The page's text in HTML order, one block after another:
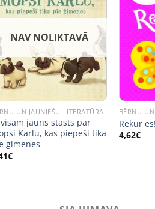
NAV NOLIKTAVĀ
UN JAUNIEŠU LITERATŪRA
jauns stāsts par
Karlu, kas piepeši tika
ģimenes
€
BĒRNU
Rekur
4,62€